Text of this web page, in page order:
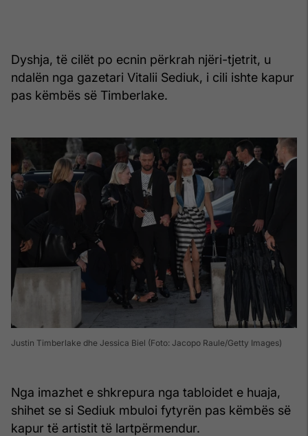
Dyshja, të cilët po ecnin përkrah njëri-tjetrit, u
ndalën nga gazetari Vitalii Sediuk, i cili ishte kapur
pas këmbës së Timberlake.
Justin Timberlake dhe Jessica Biel (Foto: Jacopo Raule/Getty Images)
Nga imazhet e shkrepura nga tabloidet e huaja,
shihet se si Sediuk mbuloi fytyrën pas këmbës së
kapur të artistit të lartpërmendur.